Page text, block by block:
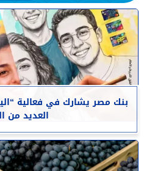
بنك مصر يشارك في فعالية
العديد من